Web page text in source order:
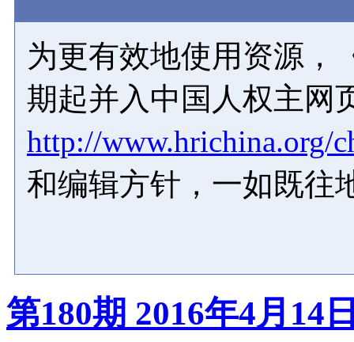
为更有效地使用资源，
期起并入中国人权主网
http://www.hrichina.org/
和编辑方针，一如既往
第180期 2016年4月14